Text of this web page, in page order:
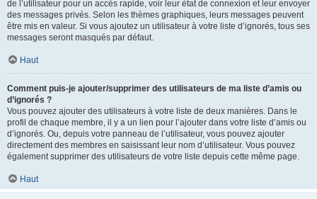
de l’utilisateur pour un accès rapide, voir leur état de connexion et leur envoyer
des messages privés. Selon les thèmes graphiques, leurs messages peuvent
être mis en valeur. Si vous ajoutez un utilisateur à votre liste d’ignorés, tous ses
messages seront masqués par défaut.
Haut
Comment puis-je ajouter/supprimer des utilisateurs de ma liste d’amis ou
d’ignorés ?
Vous pouvez ajouter des utilisateurs à votre liste de deux manières. Dans le
profil de chaque membre, il y a un lien pour l’ajouter dans votre liste d’amis ou
d’ignorés. Ou, depuis votre panneau de l’utilisateur, vous pouvez ajouter
directement des membres en saisissant leur nom d’utilisateur. Vous pouvez
également supprimer des utilisateurs de votre liste depuis cette même page.
Haut